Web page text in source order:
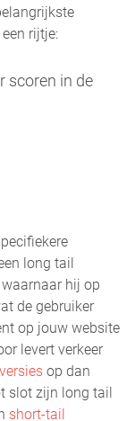
rijtje:
scoren in de
long tail
hij op
de gebruiker
op jouw website
levert verkeer
op dan
slot zijn long tail
short-tail